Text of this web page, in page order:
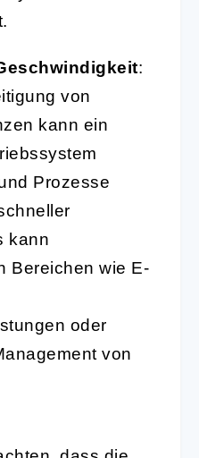
:
von
kann ein
Prozesse
kann
Bereichen wie E-
oder
von